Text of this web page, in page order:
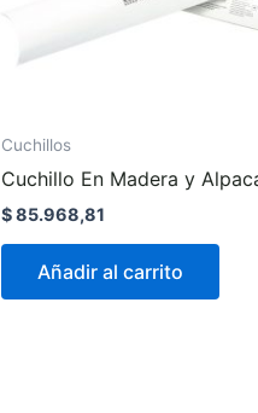
Cuchillos
Cuchillo En Madera y
$85.968,81
Añadir al carrito